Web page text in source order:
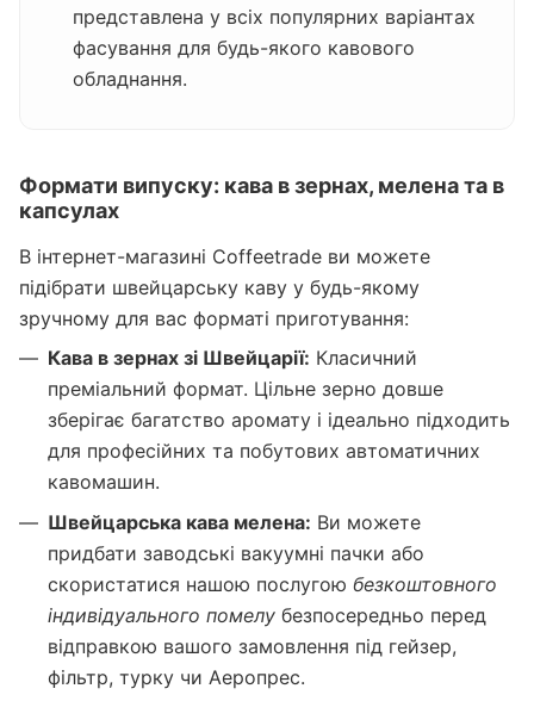
представлена у всіх популярних варіантах
фасування для будь-якого кавового
обладнання.
Формати випуску: кава в зернах, мелена та в
капсулах
В інтернет-магазині Coffeetrade ви можете
підібрати швейцарську каву у будь-якому
зручному для вас форматі приготування:
Кава в зернах зі Швейцарії: Класичний
преміальний формат. Цільне зерно довше
зберігає багатство аромату і ідеально підходить
для професійних та побутових автоматичних
кавомашин.
Швейцарська кава мелена: Ви можете
придбати заводські вакуумні пачки або
скористатися нашою послугою безкоштовного
індивідуального помелу безпосередньо перед
відправкою вашого замовлення під гейзер,
фільтр, турку чи Аеропрес.